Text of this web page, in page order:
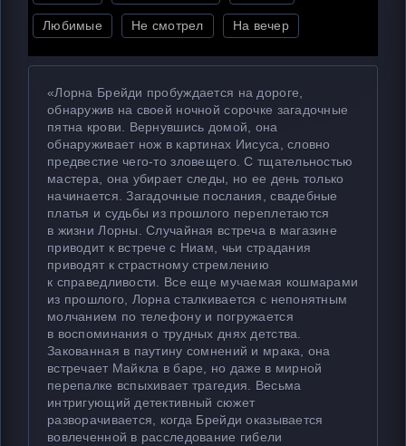
Любимые Не смотрел На вечер
«Лорна Брейди пробуждается на дороге,
обнаружив на своей ночной сорочке загадочные
пятна крови. Вернувшись домой, она
обнаруживает нож в картинах Иисуса, словно
предвестие чего-то зловещего. С тщательностью
мастера, она убирает следы, но ее день только
начинается. Загадочные послания, свадебные
платья и судьбы из прошлого переплетаются
в жизни Лорны. Случайная встреча в магазине
приводит к встрече с Ниам, чьи страдания
приводят к страстному стремлению
к справедливости. Все еще мучаемая кошмарами
из прошлого, Лорна сталкивается с непонятным
молчанием по телефону и погружается
в воспоминания о трудных днях детства.
Закованная в паутину сомнений и мрака, она
встречает Майкла в баре, но даже в мирной
перепалке вспыхивает трагедия. Весьма
интригующий детективный сюжет
разворачивается, когда Брейди оказывается
вовлеченной в расследование гибели